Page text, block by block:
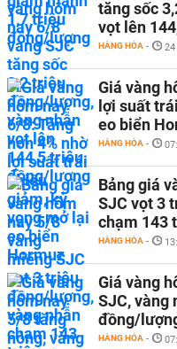
tăng sốc
vọt lên
HÀNG HÓA -
Giá vàng
lợi suất
eo biển
HÀNG HÓA -
Bảng giá
SJC vọt 3
chạm 143
HÀNG HÓA -
Giá vàng
SJC, vàng
đồng/
HÀNG HÓA -